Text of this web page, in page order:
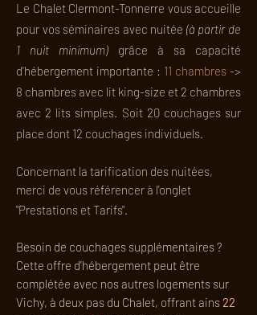
Le Chalet Clermont-Tonnerre vous accueille
pour vos séminaires avec nuitée (à partir de
1 nuit minimum) grâce à sa capacité
d'hébergement importante : 11 chambres ->
8 chambres avec lit king-size et 2 chambres
avec 2 lits simples. Soit 20 couchages sur
place dont 12 couchages individuels.
Concernant la tarification des nuitées,
merci de vous référencer à l'onglet
"Prestations et Tarifs".
Besoin de couchages supplémentaires ?
Cette offre d'hébergement peut être
complétée avec nos autres logements sur
Vichy, à deux pas du Chalet, offrant ains 22